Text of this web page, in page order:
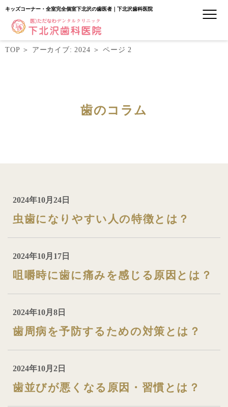
キッズコーナー・全室完全個室下北沢の歯医者｜下北沢歯科医院
TOP＞ アーカイブ: 2024 ＞ページ 2
歯のコラム
2024年10月24日
虫歯になりやすい人の特徴とは？
2024年10月17日
咀嚼時に歯に痛みを感じる原因とは？
2024年10月8日
歯周病を予防するための対策とは？
2024年10月2日
歯並びが悪くなる原因・習慣とは？